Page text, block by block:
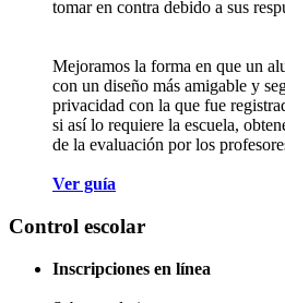
tomar en contra debido a sus
Mejoramos la forma en que un
con un diseño más amigable y
privacidad con la que fue
si así lo requiere la escuela,
de la evaluación por los
Ver guía
Control escolar
Inscripciones en línea